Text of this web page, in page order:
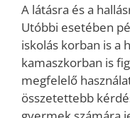
A látásra és a
Utóbbi esetében
iskolás korban is a
kamaszkorban is
megfelelő
összetettebb